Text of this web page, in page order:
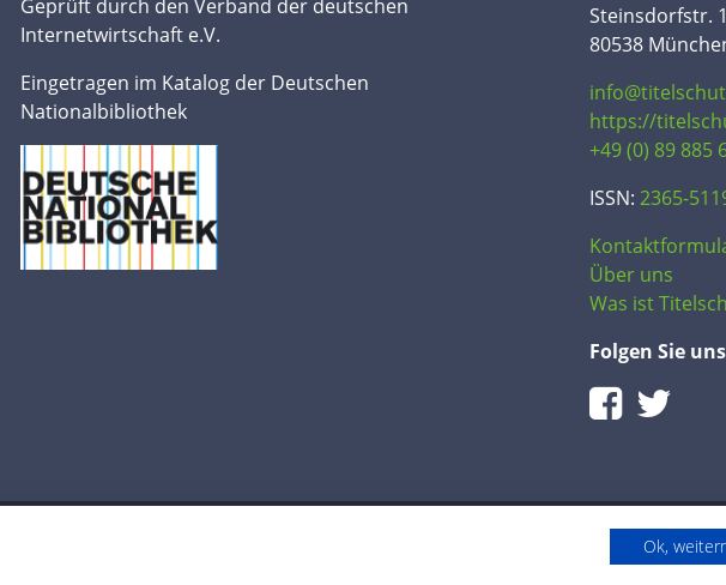
Geprüft durch den Verband der deutschen
Internetwirtschaft e.V.
Eingetragen im Katalog der Deutschen
Nationalbibliothek
Steinsdorfstr.
80538
https://
+49 (0) 89 885
ISSN: 2365-
Über uns
Was ist
Folgen Sie uns
Ok,